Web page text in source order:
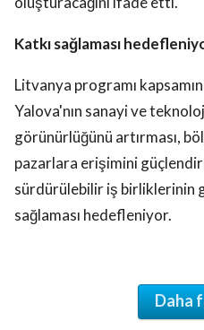
Katkı sağlaması
Litvanya programı
Yalova'nın sanayi ve
görünürlüğünü artırması,
pazarlara erişimini
sürdürülebilir iş birliklerinin
sağlaması hedefleniyor.
Daha